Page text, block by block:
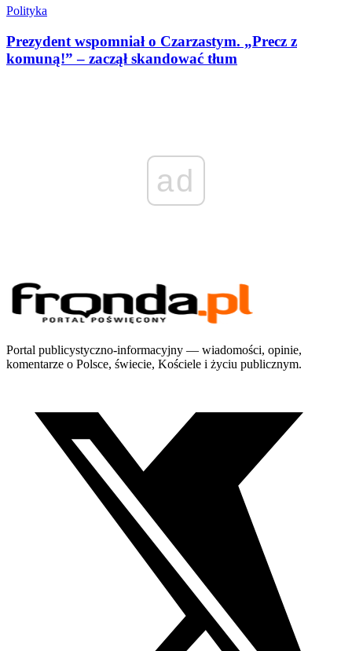
Polityka
Prezydent wspomniał o Czarzastym. „Precz z
komuną!” – zaczął skandować tłum
ad
Portal publicystyczno-informacyjny — wiadomości, opinie,
komentarze o Polsce, świecie, Kościele i życiu publicznym.